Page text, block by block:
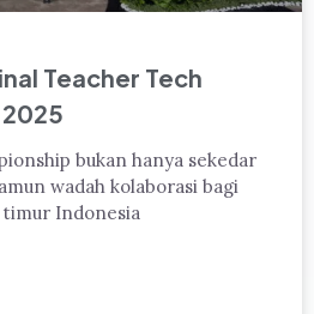
Teacher Tech
bukan hanya sekedar
wadah kolaborasi bagi
timur Indonesia